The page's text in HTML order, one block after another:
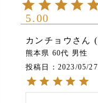
5.00
カンチョウ
熊本県 60代 男性
投稿日
2023/05/27